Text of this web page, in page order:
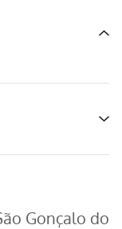
Gonçalo do